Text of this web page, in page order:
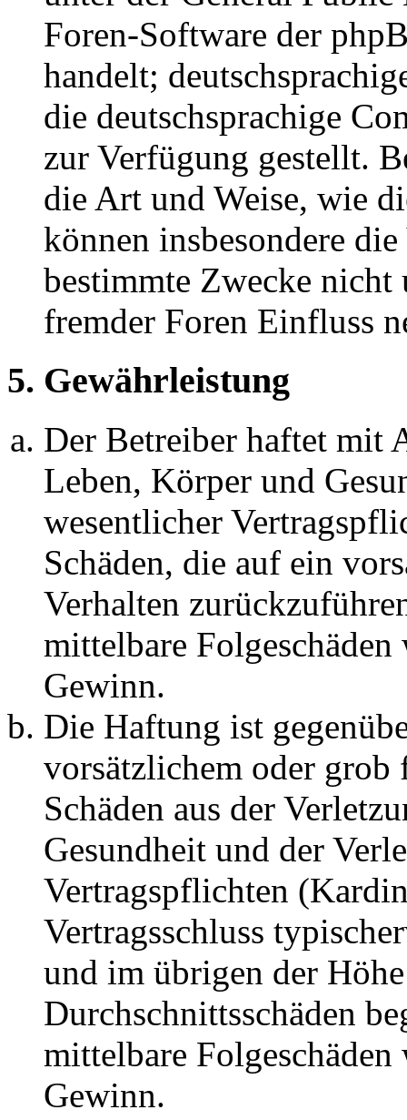
Foren-Software der
handelt;
die deutschsprachige
zur Verfügung gestellt.
die Art und Weise, wie
können insbesondere
bestimmte Zwecke nicht
fremder Foren Einfluss
5. Gewährleistung
Der Betreiber haftet mit
Leben, Körper und
wesentlicher
Schäden, die auf ein
Verhalten
mittelbare Folgeschäden
Gewinn.
Die Haftung ist
vorsätzlichem oder grob
Schäden aus der
Gesundheit und der
Vertragspflichten
Vertragsschluss
und im übrigen der
Durchschnittsschäden
mittelbare Folgeschäden
Gewinn.